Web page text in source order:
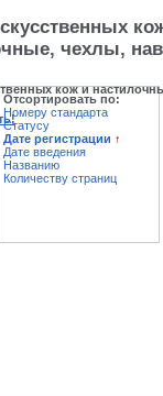
чехлы,
кож и
Отсортировать по:
Номеру стандарта
Статусу
Дате регистрации ↑
Дате введения
Названию
Количеству страниц